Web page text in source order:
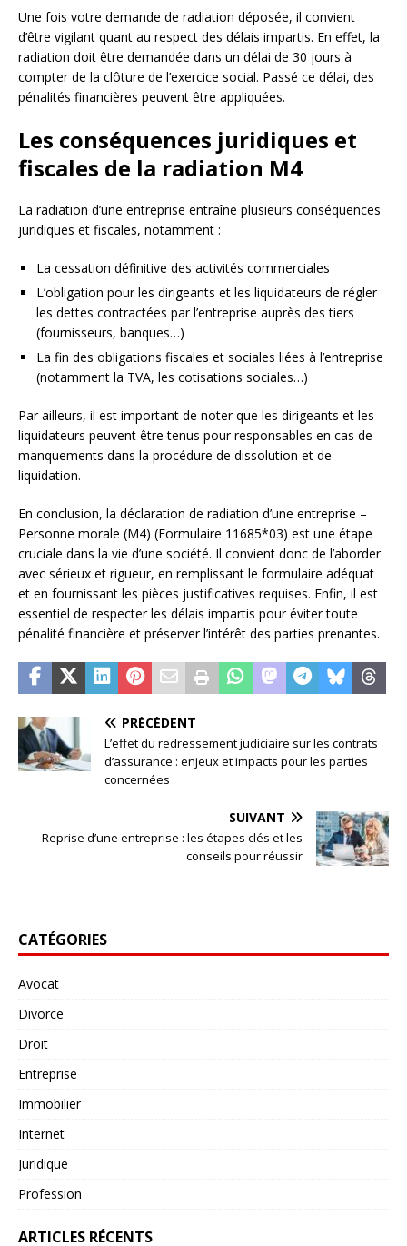
Une fois votre demande de radiation déposée, il convient
d’être vigilant quant au respect des délais impartis. En effet, la
radiation doit être demandée dans un délai de 30 jours à
compter de la clôture de l’exercice social. Passé ce délai, des
pénalités financières peuvent être appliquées.
Les conséquences juridiques et
fiscales de la radiation M4
La radiation d’une entreprise entraîne plusieurs conséquences
juridiques et fiscales, notamment :
La cessation définitive des activités commerciales
L’obligation pour les dirigeants et les liquidateurs de régler
les dettes contractées par l’entreprise auprès des tiers
(fournisseurs, banques…)
La fin des obligations fiscales et sociales liées à l’entreprise
(notamment la TVA, les cotisations sociales…)
Par ailleurs, il est important de noter que les dirigeants et les
liquidateurs peuvent être tenus pour responsables en cas de
manquements dans la procédure de dissolution et de
liquidation.
En conclusion, la déclaration de radiation d’une entreprise –
Personne morale (M4) (Formulaire 11685*03) est une étape
cruciale dans la vie d’une société. Il convient donc de l’aborder
avec sérieux et rigueur, en remplissant le formulaire adéquat
et en fournissant les pièces justificatives requises. Enfin, il est
essentiel de respecter les délais impartis pour éviter toute
pénalité financière et préserver l’intérêt des parties prenantes.
PRÉCÉDENT
L’effet du redressement judiciaire sur les contrats
d’assurance : enjeux et impacts pour les parties
concernées
SUIVANT
Reprise d’une entreprise : les étapes clés et les
conseils pour réussir
CATÉGORIES
Avocat
Divorce
Droit
Entreprise
Immobilier
Internet
Juridique
Profession
ARTICLES RÉCENTS